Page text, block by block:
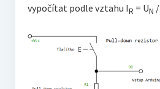
vypočítat podle vztahu IR = UN